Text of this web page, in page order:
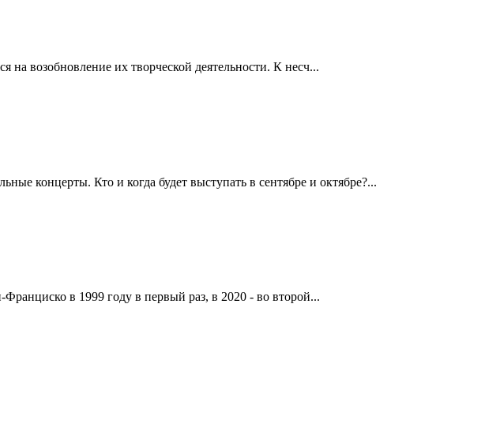
на возобновление их творческой деятельности. К несч...
концерты. Кто и когда будет выступать в сентябре и октябре?...
в 1999 году в первый раз, в 2020 - во второй...